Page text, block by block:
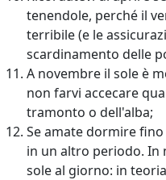
tenendole, perché il
terribile (e le
scardinamento delle
A novembre il sole è
non farvi accecare
tramonto o dell'alba;
Se amate dormire
in un altro periodo. In
sole al giorno: in